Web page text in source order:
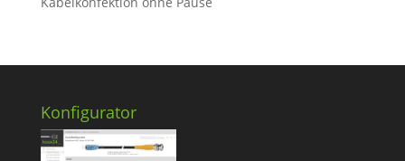
Konfigurator